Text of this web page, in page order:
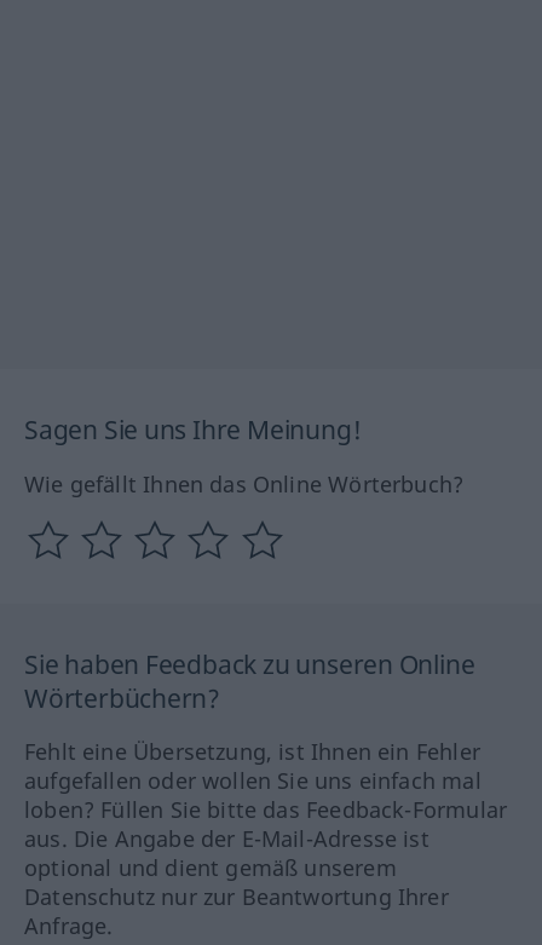
Sagen Sie uns Ihre Meinung!
Wie gefällt Ihnen das Online Wörterbuch?
Sie haben Feedback zu unseren Online
Wörterbüchern?
Fehlt eine Übersetzung, ist Ihnen ein Fehler
aufgefallen oder wollen Sie uns einfach mal
loben? Füllen Sie bitte das Feedback-Formular
aus. Die Angabe der E-Mail-Adresse ist
optional und dient gemäß unserem
Datenschutz nur zur Beantwortung Ihrer
Anfrage.